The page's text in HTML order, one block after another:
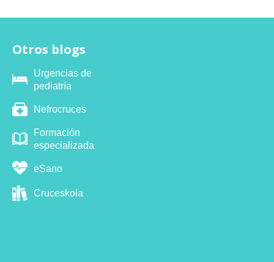
Otros blogs
Urgencias de
pediatría
Nefrocruces
Formación
especializada
eSano
Cruceskola